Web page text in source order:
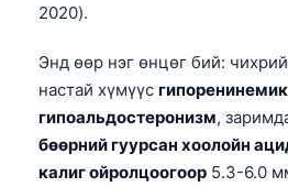
2020).
Энд өөр нэг өнцөг бий:
настай хүмүүс гипоренинемик
гипоальдостеронизм,
бөөрний гуурсан хоолойн
калиг ойролцоогоор 5.3-6.0